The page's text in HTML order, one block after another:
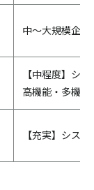
中～大規模企業
【中程度】シ
高機能・多機
【充実】シス